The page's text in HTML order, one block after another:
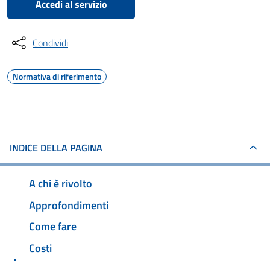
Accedi al servizio
Condividi
Normativa di riferimento
INDICE DELLA PAGINA
A chi è rivolto
Approfondimenti
Come fare
Costi